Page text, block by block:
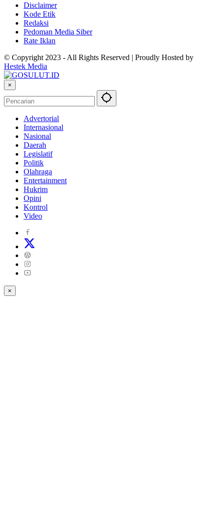
Disclaimer
Kode Etik
Redaksi
Pedoman Media Siber
Rate Iklan
© Copyright 2023 - All Rights Reserved | Proudly Hosted by
Hestek Media
×
Advertorial
Internasional
Nasional
Daerah
Legislatif
Politik
Olahraga
Entertainment
Hukrim
Opini
Kontrol
Video
×